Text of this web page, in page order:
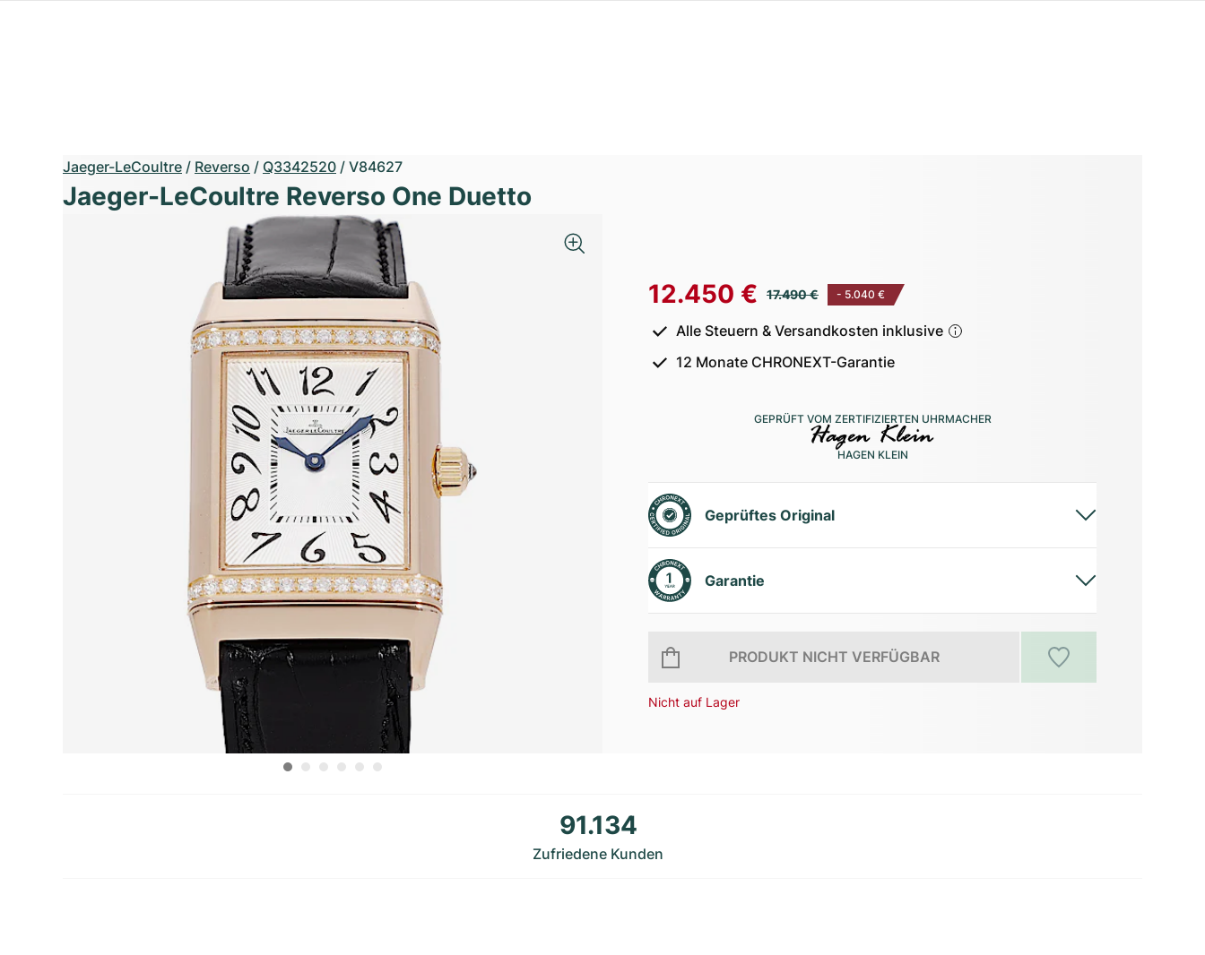
Jaeger-LeCoultre / Reverso / Q3342520 / V84627
Jaeger-LeCoultre Reverso One Duetto
12.450 € 17.490 € - 5.040 €
Alle Steuern & Versandkosten inklusive
12 Monate CHRONEXT-Garantie
GEPRÜFT VOM ZERTIFIZIERTEN UHRMACHER
HAGEN KLEIN
Geprüftes Original
Garantie
PRODUKT NICHT VERFÜGBAR
Nicht auf Lager
91.134
Zufriedene Kunden